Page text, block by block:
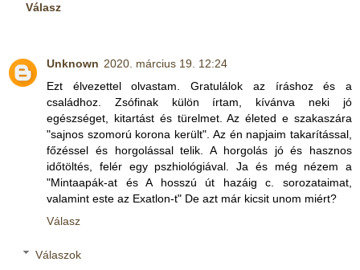
Válasz
Unknown 2020. március 19. 12:24
Ezt élvezettel olvastam. Gratulálok az íráshoz és a
családhoz. Zsófinak külön írtam, kívánva neki jó
egészséget, kitartást és türelmet. Az életed e szakaszára
"sajnos szomorú korona került". Az én napjaim takarítással,
főzéssel és horgolással telik. A horgolás jó és hasznos
időtöltés, felér egy pszhiológiával. Ja és még nézem a
"Mintaapák-at és A hosszú út hazáig c. sorozataimat,
valamint este az Exatlon-t" De azt már kicsit unom miért?
Válasz
Válaszok